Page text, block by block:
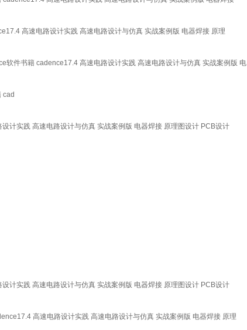
高速电路设计实践 高速电路设计与仿真 实战案例版 电器焊接 原理
软件书籍 cadence17.4 高速电路设计实践 高速电路设计与仿真 实战案例版 电
cad
计实践 高速电路设计与仿真 实战案例版 电器焊接 原理图设计 PCB设计
计实践 高速电路设计与仿真 实战案例版 电器焊接 原理图设计 PCB设计
高速电路设计实践 高速电路设计与仿真 实战案例版 电器焊接 原理